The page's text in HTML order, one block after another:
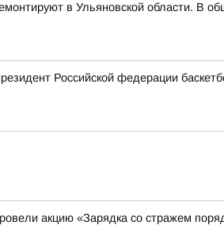
в Ульяновской области.
Российской федерации
акцию «Зарядка со стражем